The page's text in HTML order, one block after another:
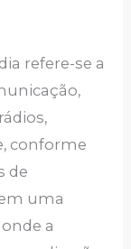
refere-se a
conforme
de
uma
a